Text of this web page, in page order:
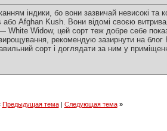
індики, бо вони зазвичай невисокі та
Afghan Kush. Вони відомі своєю
White Widow, цей сорт теж добре себе
рекомендую зазирнути на блог
сорт і доглядати за ним у
Предыдущая тема| Следующая тема »